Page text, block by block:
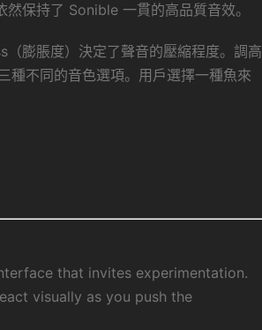
保持了 Sonible 一貫的高品質音效。
膨脹度）決定了聲音的壓縮程度。調高
種不同的音色選項。用戶選擇一種魚來
that invites experimentation.
visually as you push the